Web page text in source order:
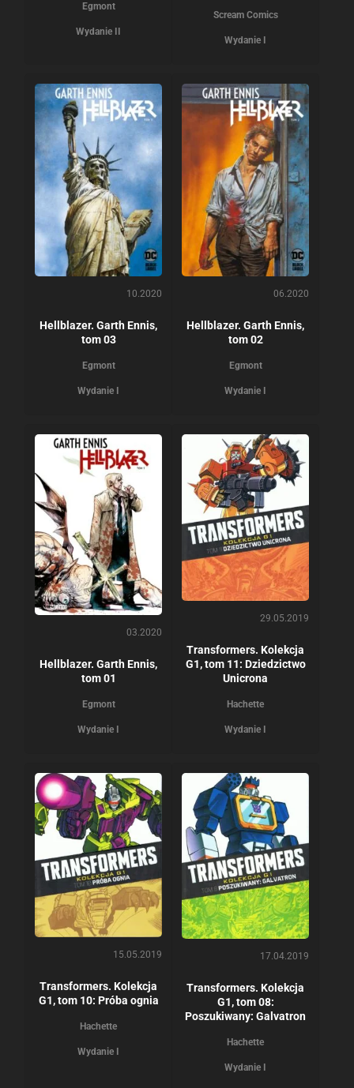
Egmont
Wydanie II
Scream Comics
Wydanie I
10.2020
Hellblazer. Garth Ennis,
tom 03
Egmont
Wydanie I
06.2020
Hellblazer. Garth Ennis,
tom 02
Egmont
Wydanie I
03.2020
Hellblazer. Garth Ennis,
tom 01
Egmont
Wydanie I
29.05.2019
Transformers. Kolekcja
G1, tom 11: Dziedzictwo
Unicrona
Hachette
Wydanie I
15.05.2019
Transformers. Kolekcja
G1, tom 10: Próba ognia
Hachette
Wydanie I
17.04.2019
Transformers. Kolekcja
G1, tom 08:
Poszukiwany: Galvatron
Hachette
Wydanie I